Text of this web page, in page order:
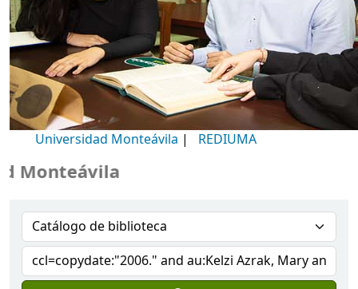
Universidad Monteávila | REDIUMA